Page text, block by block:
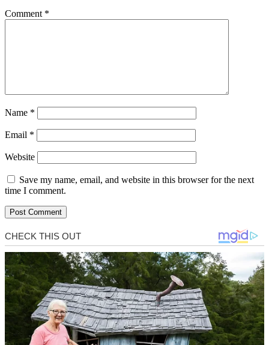
Comment *
Name *
Email *
Website
Save my name, email, and website in this browser for the next
time I comment.